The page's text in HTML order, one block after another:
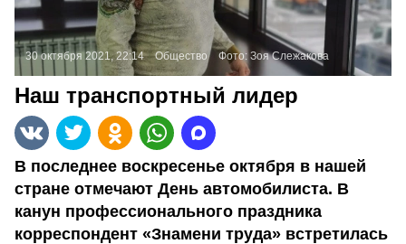
30 октября 2021, 22:14 Общество Фото: Зоя Слежакова
Наш транспортный лидер
В последнее воскресенье октября в нашей
стране отмечают День автомобилиста. В
канун профессионального праздника
корреспондент «Знамени труда» встретилась